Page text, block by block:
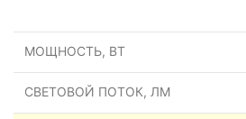
МОЩНОСТЬ, ВТ
СВЕТОВОЙ ПОТОК, ЛМ